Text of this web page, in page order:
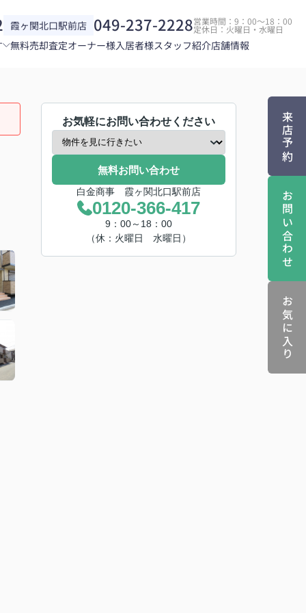
霞ヶ関北口駅前店 049-237-2228営業時間：9：00～18：00
定休日：火曜日・水曜日
無料売却査定オーナー様入居者様スタッフ紹介店舗情報
来店予約
お問い合わせ
お気に入り
お気軽にお問い合わせください
無料お問い合わせ
白金商事 霞ヶ関北口駅前店
0120-366-417
9：00～18：00
（休：火曜日 水曜日）